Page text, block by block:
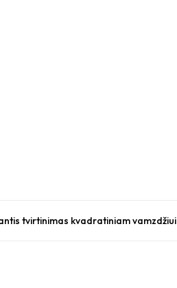
tvirtinimas kvadratiniam vamzdžiui